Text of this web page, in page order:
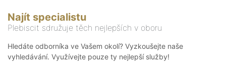
Najít specialistu
Plebiscit sdružuje těch nejlepších v oboru
Hledáte odborníka ve Vašem okolí? Vyzkoušejte naše
vyhledávání. Využívejte pouze ty nejlepší služby!